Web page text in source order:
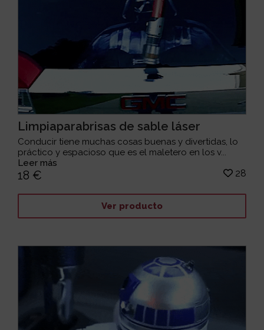
Limpiaparabrisas de sable láser
Conducir tiene muchas cosas buenas y divertidas, lo
práctico y espacioso que es el maletero en los v...
Leer más
18 € 28
Ver producto